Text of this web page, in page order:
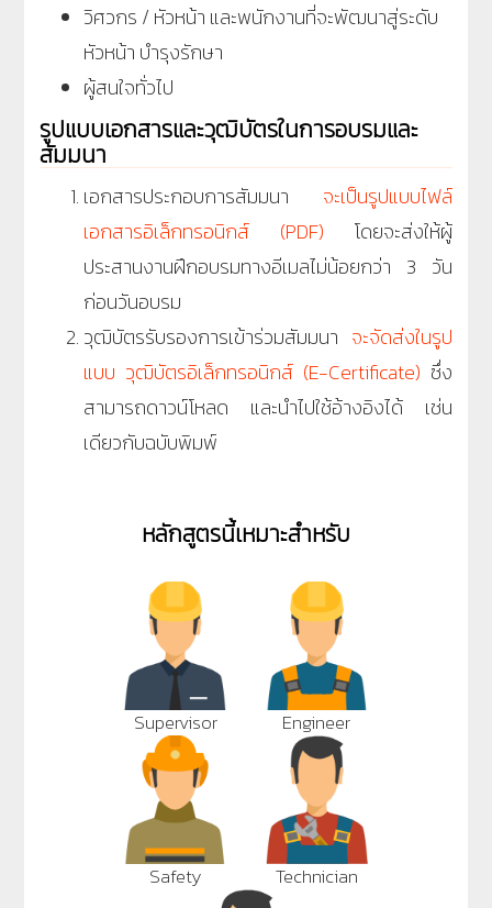
วิศวกร / หัวหน้า และพนักงานที่จะพัฒนาสู่ระดับ
หัวหน้า บำรุงรักษา
ผู้สนใจทั่วไป
รูปแบบเอกสารและวุฒิบัตรในการอบรมและ
สัมมนา
เอกสารประกอบการสัมมนา จะเป็นรูปแบบไฟล์
เอกสารอิเล็กทรอนิกส์ (PDF) โดยจะส่งให้ผู้
ประสานงานฝึกอบรมทางอีเมลไม่น้อยกว่า 3 วัน
ก่อนวันอบรม
วุฒิบัตรรับรองการเข้าร่วมสัมมนา จะจัดส่งในรูป
แบบ วุฒิบัตรอิเล็กทรอนิกส์ (E-Certificate) ซึ่ง
สามารถดาวน์โหลด และนำไปใช้อ้างอิงได้ เช่น
เดียวกับฉบับพิมพ์
หลักสูตรนี้เหมาะสำหรับ
Supervisor Engineer
Safety Technician